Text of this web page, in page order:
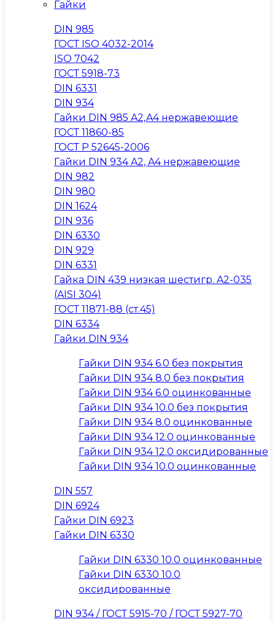
Гайки
DIN 985
ГОСТ ISO 4032-2014
ISO 7042
ГОСТ 5918-73
DIN 6331
DIN 934
Гайки DIN 985 A2,A4 нержавеющие
ГОСТ 11860-85
ГОСТ Р 52645-2006
Гайки DIN 934 A2, A4 нержавеющие
DIN 982
DIN 980
DIN 1624
DIN 936
DIN 6330
DIN 929
DIN 6331
Гайка DIN 439 низкая шестигр. A2-035
(AISI 304)
ГОСТ 11871-88 (ст.45)
DIN 6334
Гайки DIN 934
Гайки DIN 934 6.0 без покрытия
Гайки DIN 934 8.0 без покрытия
Гайки DIN 934 6.0 оцинкованные
Гайки DIN 934 10.0 без покрытия
Гайки DIN 934 8.0 оцинкованные
Гайки DIN 934 12.0 оцинкованные
Гайки DIN 934 12.0 оксидированные
Гайки DIN 934 10.0 оцинкованные
DIN 557
DIN 6924
Гайки DIN 6923
Гайки DIN 6330
Гайки DIN 6330 10.0 оцинкованные
Гайки DIN 6330 10.0
оксидированные
DIN 934 / ГОСТ 5915-70 / ГОСТ 5927-70